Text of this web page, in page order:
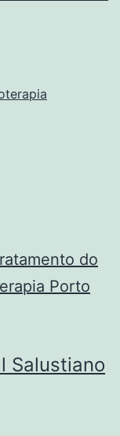
do
Porto
Salustiano